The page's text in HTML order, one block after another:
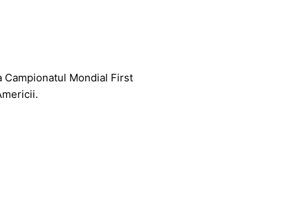
Mondial First